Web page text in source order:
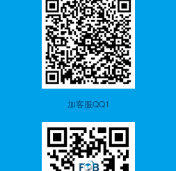
加客服QQ1